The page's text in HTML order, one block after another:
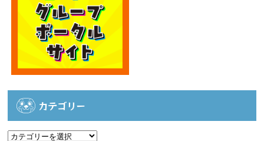
カテゴリー
カ